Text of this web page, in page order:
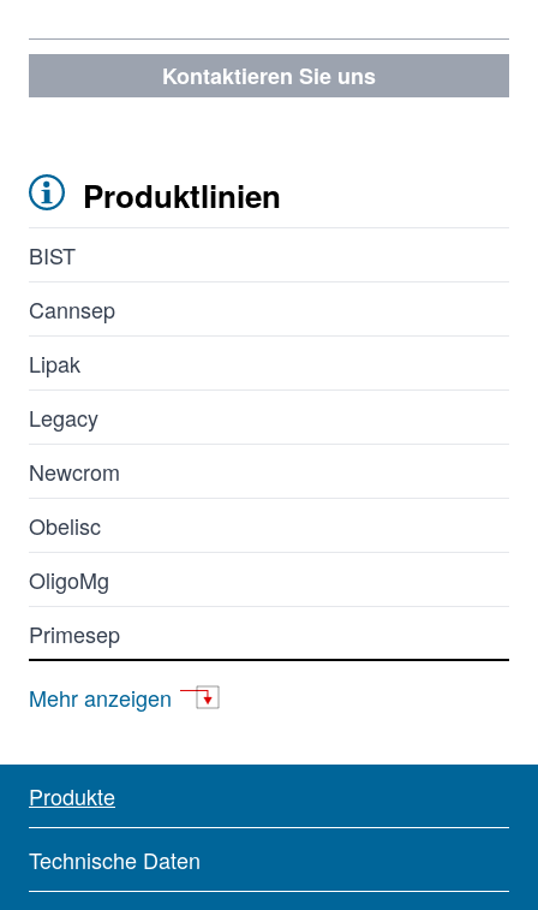
Kontaktieren Sie uns
Produktlinien
BIST
Cannsep
Lipak
Legacy
Newcrom
Obelisc
OligoMg
Primesep
Promix
Mehr anzeigen
Produkte
Technische Daten